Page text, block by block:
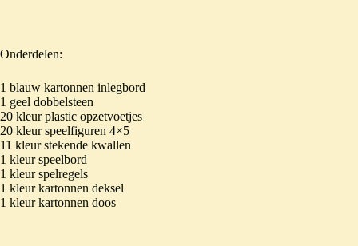
Onderdelen:
1 blauw kartonnen inlegbord
1 geel dobbelsteen
20 kleur plastic opzetvoetjes
20 kleur speelfiguren 4×5
11 kleur stekende kwallen
1 kleur speelbord
1 kleur spelregels
1 kleur kartonnen deksel
1 kleur kartonnen doos